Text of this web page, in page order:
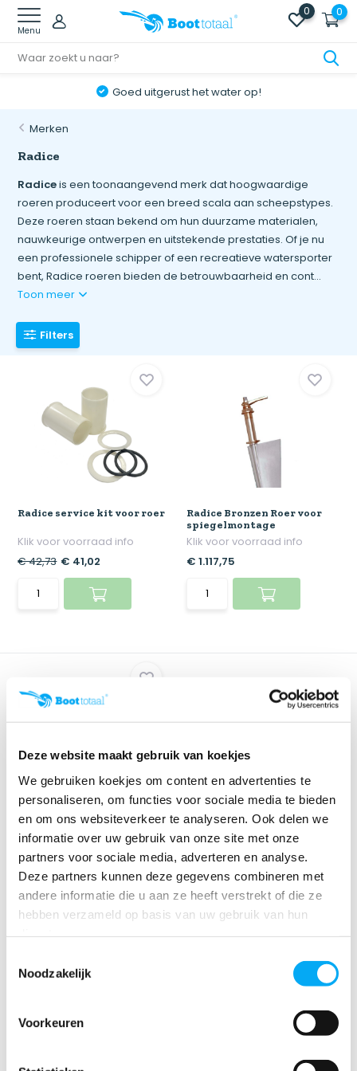
Deze website maakt gebruik van koekjes
We gebruiken koekjes om content en advertenties te
personaliseren, om functies voor sociale media te bieden
en om ons websiteverkeer te analyseren. Ook delen we
informatie over uw gebruik van onze site met onze
partners voor sociale media, adverteren en analyse.
Deze partners kunnen deze gegevens combineren met
andere informatie die u aan ze heeft verstrekt of die ze
hebben verzameld op basis van uw gebruik van hun
Noodzakelijk
Voorkeuren
Menu
0 0
Goed uitgerust het water op!
Merken
Radice
Radiceis een toonaangevend merk dat hoogwaardige
roeren produceert voor een breed scala aan scheepstypes.
Deze roeren staan bekend om hun duurzame materialen,
nauwkeurige ontwerpen en uitstekende prestaties. Of je nu
een professionele schipper of een recreatieve watersporter
bent, Radice roeren bieden de betrouwbaarheid en cont...
Toon meer
Filters
Radice service kit voor roer
Klik voor voorraad info
€ 42,73 € 41,02
Radice Bronzen Roer voor
spiegelmontage
Klik voor voorraad info
€ 1.117,75
vlakke bodem
Klik voor voorraad info
€ 1.385,21
Radice
is een toonaangevend merk dat hoogwaardige
roeren produceert voor een breed scala aan scheepstypes.